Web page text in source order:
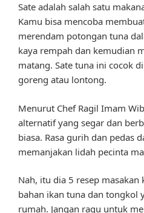
Sate adalah salah satu
Kamu bisa mencoba
merendam potongan tuna
kaya rempah dan kemudian
matang. Sate tuna ini cocok
goreng atau lontong.
Menurut Chef Ragil Imam
alternatif yang segar dan
biasa. Rasa gurih dan pedas
memanjakan lidah pecinta
Nah, itu dia 5 resep masakan
bahan ikan tuna dan tongkol
rumah. Jangan ragu untuk